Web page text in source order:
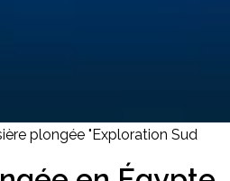
plongée "Exploration Sud